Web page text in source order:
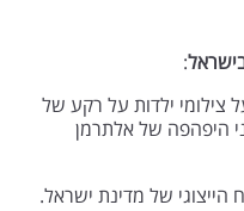
:
צילומי ילדות על רקע של
היפהפה של אלתרמן